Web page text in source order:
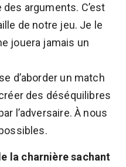
arguments. C’est
de notre jeu. Je le
jouera jamais un
d’aborder un match
des déséquilibres
l’adversaire. À nous
la charnière sachant